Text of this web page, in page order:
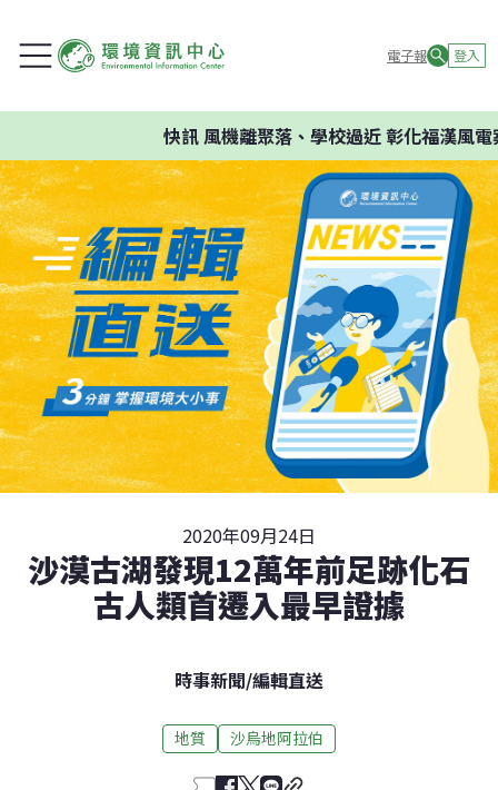
電子報 登入
快訊風機離聚落、學校過近 彰化福漢風電
2020年09月24日
沙漠古湖發現12萬年前足跡化石
古人類首遷入最早證據
時事新聞/編輯直送
地質 沙烏地阿拉伯